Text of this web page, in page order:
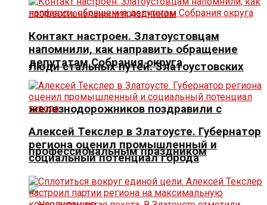
Люди стальных путей. Златоустовских
железнодорожников поздравили с
профессиональным праздником
Контакт настроен. Златоустовцам
напомнили, как направить обращение
депутатам Собрания округа
Алексей Текслер в Златоусте. Губернатор
региона оценил промышленный и
социальный потенциал города